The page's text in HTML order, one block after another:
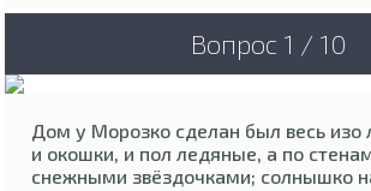
Вопрос 1 / 10
Дом у Морозко сделан был весь изо
и окошки, и пол ледяные, а по
снежными звёздочками; солнышко